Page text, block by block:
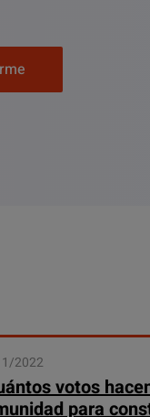
2022
votos
para